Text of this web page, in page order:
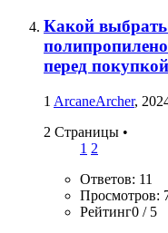
Какой
перед
1 ArcaneArcher,
2 Страницы •
1 2
Ответов: 11
Просмотров:
Рейтинг0 / 5